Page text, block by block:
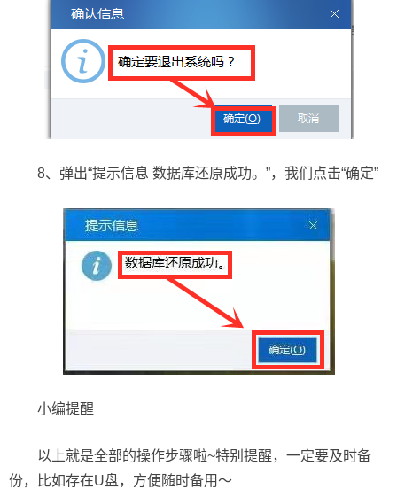
8、弹出“提示信息 数据库还原成功。”，我们点击“确定”
小编提醒
以上就是全部的操作步骤啦~特别提醒，一定要及时备
份，比如存在U盘，方便随时备用～